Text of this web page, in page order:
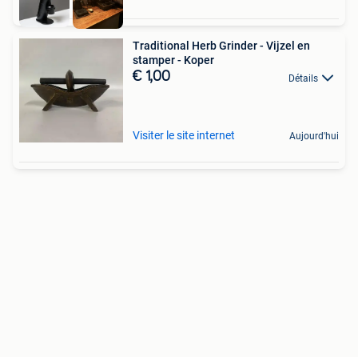
Traditional Herb Grinder - Vijzel en
stamper - Koper
€ 1,00 Détails
Visiter le site internet Aujourd'hui